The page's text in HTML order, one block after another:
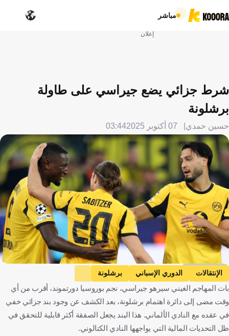
مباشر
إعلان
شرط جزائي يضع جيراسي على طاولة
برشلونة
حسين حمدي 07 أكتوبر 2025 03:44
Getty Images
الإنتقالات الدوري الإسباني
برشلونة
بوروسيا دورتموند
سيرهو غيراسي إسبانيا
ألمانيا
كرة قدم
بات المهاجم الغيني سيرهو جيراسي، نجم بوروسيا دورتموند، أقرب من أي
وقت مضى إلى دائرة اهتمام برشلونة، بعد الكشف عن وجود بند جزائي خفي
في عقده مع النادي الألماني. هذا البند يجعل الصفقة أكثر قابلية للتحقق في
ظل التحديات المالية التي يواجهها النادي الكتالوني.